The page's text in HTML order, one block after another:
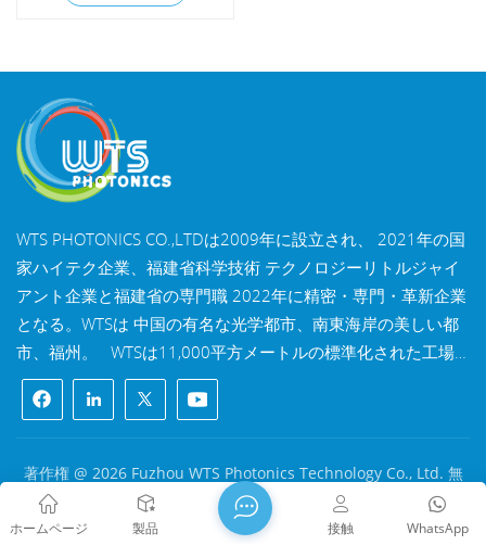
WTS PHOTONICS CO.,LTDは2009年に設立され、 2021年の国
家ハイテク企業、福建省科学技術 テクノロジーリトルジャイ
アント企業と福建省の専門職 2022年に精密・専門・革新企業
となる。WTSは 中国の有名な光学都市、南東海岸の美しい都
市、福州。 WTSは11,000平方メートルの標準化された工場
棟を所有しており、 熟練した技術スタッフと完全な光学処理
システムを備え、 コーティングシステム、組立システム、品
質管理システム。WTSは 研究開発、設計、製造のワンストッ
プソリューションを顧客に提供します。 高精度光学部品、高
精度光学撮像レンズ、 および高出力レーザー部品。 WTSの製
品には以下が含まれます 光学窓、レンズ、円筒レンズ、フィ
著作権 @ 2026 Fuzhou WTS Photonics Technology Co., Ltd. 無
断転載を禁じます .
ネットワークサポート
闽ICP备2024080551号
サイトマップ ブログ Xml/
ホームページ 製品 WhatsApp
接触